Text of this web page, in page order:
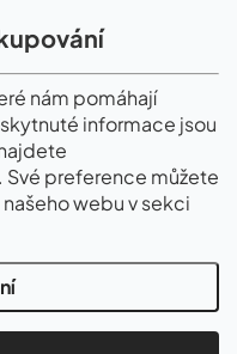
nám pomáhají
informace jsou
Své preference můžete
webu v sekci
vyhrazena.Upravit nastavení